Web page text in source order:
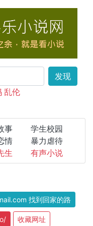
发现
乱伦
事
学生校园
情
暴力虐待
生 有声小说
找到回家的路
收藏网址